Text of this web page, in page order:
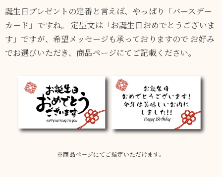
常陸牛とは？
食べ方からから探す
すき焼き
焼き肉
BBQ
ステーキ
ハンバーグ
誕生日プレゼントの定番と言えば、やっぱり「バースデー
カード」ですね。
定型文は「お誕生日おめでとうございま
す」ですが、希望メッセージも承っておりますので お好み
でお選びいただき、商品ページにてご記載ください。
※商品ページにてご指定いただけます。